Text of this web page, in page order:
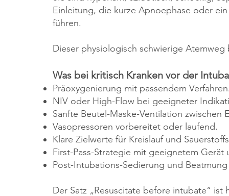
Einleitung, die kurze Apnoephase oder
führen.
Dieser physiologisch schwierige
Was bei kritisch Kranken vor der
Präoxygenierung mit passendem
NIV oder High-Flow bei geeigneter
Sanfte Beutel-Maske-Ventilation
Vasopressoren vorbereitet oder laufend.
Klare Zielwerte für Kreislauf und
First-Pass-Strategie mit geeignetem Gerät
Post-Intubations-Sedierung und
Der Satz „Resuscitate before intubate“